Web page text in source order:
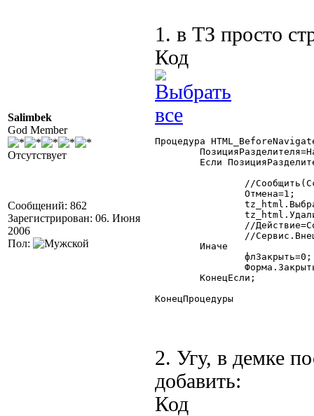
Salimbek
God Member
Отсутствует
Сообщений: 862
Зарегистрирован: 06. Июня
2006
Пол:
1. в ТЗ просто
Код
Процедура
КонецПроцедуры
2. Угу, в демке
добавить:
Код